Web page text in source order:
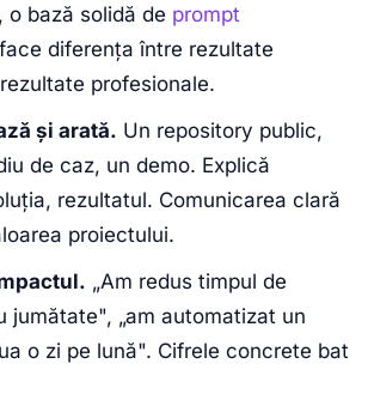
o bază solidă de prompt
face diferența între rezultate
profesionale.
și arată. Un repository public,
de caz, un demo. Explică
rezultatul. Comunicarea clară
proiectului.
„Am redus timpul de
jumătate", „am automatizat un
o zi pe lună". Cifrele concrete bat